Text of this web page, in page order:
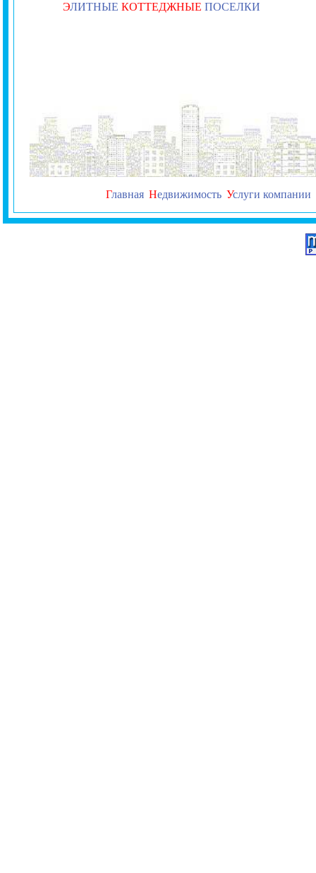
ЭЛИТНЫЕ КОТТЕДЖНЫЕ ПОСЕЛКИ
Главная Недвижимость Услуги компании